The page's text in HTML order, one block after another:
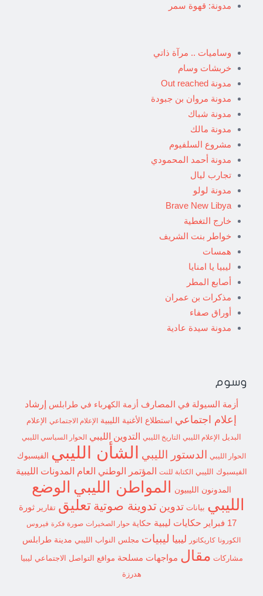
مدونة: قهوة سمر
وساميات .. مرآة ذاتي
خربشات وسام
مدونة Out reached
مدونة مروان بن جبودة
مدونة شباك
مدونة مالك
مشروع السلفيوم
مدونة أحمد المحمودي
تجارب ليال
مدونة لولو
Brave New Libya
خارج التغطية
خواطر بنت الشريف
همسات
ليبيا يا امنايا
أصابع المطر
مذكرات بن عمران
أوراق صفاء
مدونة سيدة عادية
وسوم
أزمة السيولة في المصارف أزمة الكهرباء في طرابلس إرشاد
إعلام اجتماعي استطلاع الأغنية الليبية الإعلام الاجتماعي
الإعلام
البديل
الإعلام الليبي التاريخ الليبي التدوين الليبي الحوار السياسي الليبي
الحوار الليبي الدستور الليبي الشأن الليبي الفيسبوك
الفيسبوك الليبي الكتابة للنت المؤتمر الوطني العام المدونات الليبية
المدونون الليبيون المواطن الليبي الوضع
الليبي بيانات تدوين تدوينة صوتية تعليق تقارير
ثورة
17 فبراير
حكايات ليبية حكاية حوار الصخيرات صورة فكرة فيروس
الكورونا كاريكاتور ليبيا ليبيات مجلس النواب الليبي مدينة طرابلس
مشاركات مقال مواجهات مسلحة مواقع التواصل الاجتماعي ليبيا
هدرزة